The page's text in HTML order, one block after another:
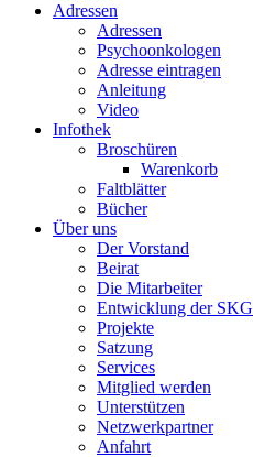
Adressen
Adressen
Psychoonkologen
Adresse eintragen
Anleitung
Video
Infothek
Broschüren
Warenkorb
Faltblätter
Bücher
Über uns
Der Vorstand
Beirat
Die Mitarbeiter
Entwicklung der SKG
Projekte
Satzung
Services
Mitglied werden
Unterstützen
Netzwerkpartner
Anfahrt